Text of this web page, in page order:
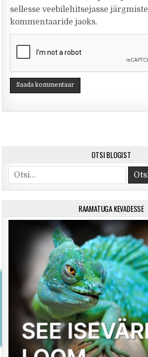
sellesse veebilehitsejasse järgmiste
kommentaaride jaoks.
OTSI BLOGIST
Search for:
RAAMATUGA KEVADESSE